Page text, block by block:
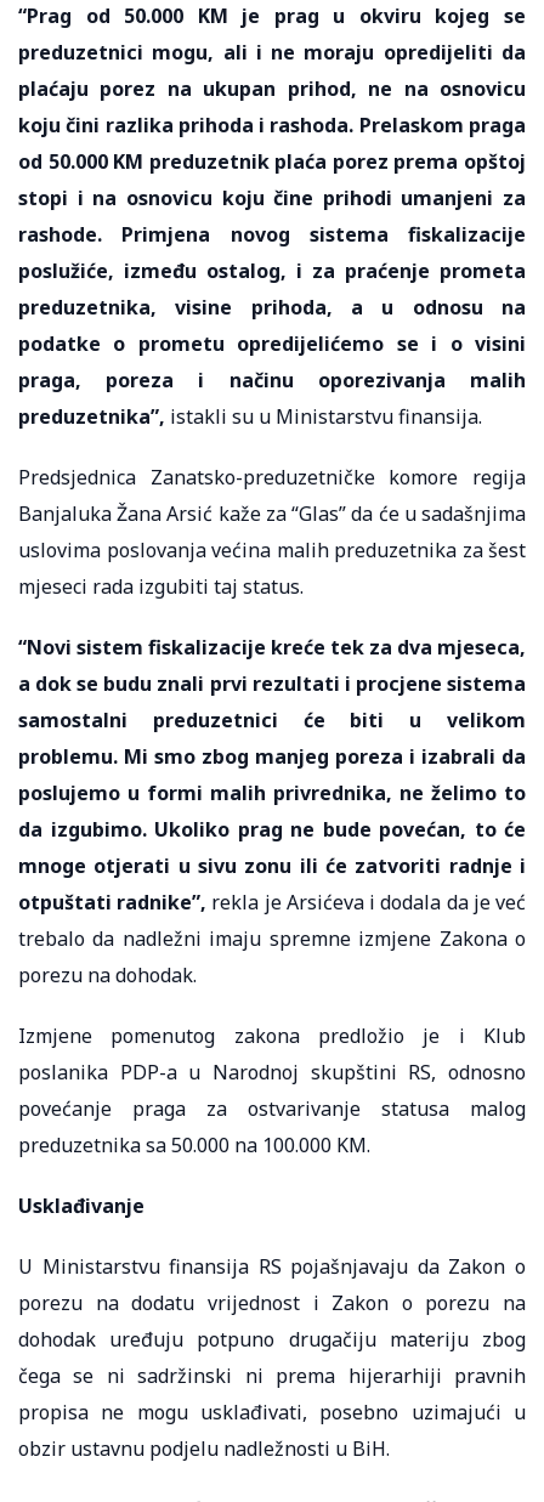
“Prag od 50.000 KM je prag u okviru kojeg se
preduzetnici mogu, ali i ne moraju opredijeliti da
plaćaju porez na ukupan prihod, ne na osnovicu
koju čini razlika prihoda i rashoda. Prelaskom praga
od 50.000 KM preduzetnik plaća porez prema opštoj
stopi i na osnovicu koju čine prihodi umanjeni za
rashode. Primjena novog sistema fiskalizacije
poslužiće, između ostalog, i za praćenje prometa
preduzetnika, visine prihoda, a u odnosu na
podatke o prometu opredijelićemo se i o visini
praga, poreza i načinu oporezivanja malih
preduzetnika”, istakli su u Ministarstvu finansija.
Predsjednica Zanatsko-preduzetničke komore regija
Banjaluka Žana Arsić kaže za “Glas” da će u sadašnjima
uslovima poslovanja većina malih preduzetnika za šest
mjeseci rada izgubiti taj status.
“Novi sistem fiskalizacije kreće tek za dva mjeseca,
a dok se budu znali prvi rezultati i procjene sistema
samostalni preduzetnici će biti u velikom
problemu. Mi smo zbog manjeg poreza i izabrali da
poslujemo u formi malih privrednika, ne želimo to
da izgubimo. Ukoliko prag ne bude povećan, to će
mnoge otjerati u sivu zonu ili će zatvoriti radnje i
otpuštati radnike”, rekla je Arsićeva i dodala da je već
trebalo da nadležni imaju spremne izmjene Zakona o
porezu na dohodak.
Izmjene pomenutog zakona predložio je i Klub
poslanika PDP-a u Narodnoj skupštini RS, odnosno
povećanje praga za ostvarivanje statusa malog
preduzetnika sa 50.000 na 100.000 KM.
Usklađivanje
U Ministarstvu finansija RS pojašnjavaju da Zakon o
porezu na dodatu vrijednost i Zakon o porezu na
dohodak uređuju potpuno drugačiju materiju zbog
čega se ni sadržinski ni prema hijerarhiji pravnih
propisa ne mogu usklađivati, posebno uzimajući u
obzir ustavnu podjelu nadležnosti u BiH.